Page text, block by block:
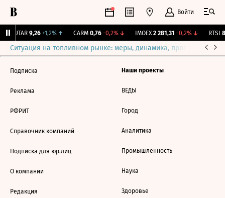
Войти
UTAR 9,26 +1,2%↑ CARM 0,76 -0,2%↓ IMOEX 2 281,31 -0,2%↓ RTSI
Ситуация на топливном рынке: меры, динамика, прогнозы
Подписка
Реклама
РФРИТ
Справочник компаний
Подписка для юр.лиц
О компании
Редакция
Наши проекты
ВЕДЫ
Город
Аналитика
Промышленность
Наука
Здоровье